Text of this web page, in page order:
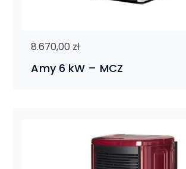
Amy 6 kW – MCZ
8.670,00 zł